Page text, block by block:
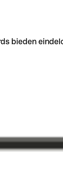
bieden